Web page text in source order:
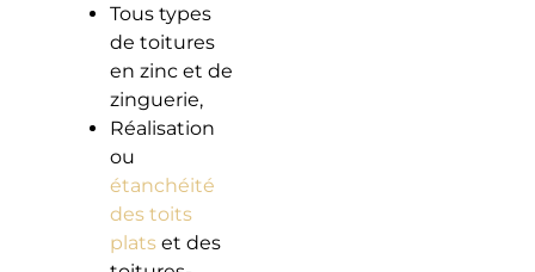
Tous types
de toitures
en zinc et de
zinguerie,
Réalisation
ou
étanchéité
des toits
platset des